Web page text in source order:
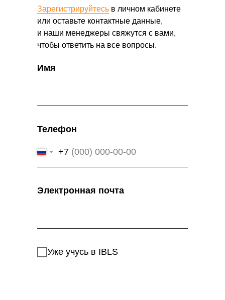
Имя
Телефон
+7
Электронная почта
Уже учусь в IBLS
Зарегистрируйтесь в личном кабинете
или оставьте контактные данные,
и наши менеджеры свяжутся с вами,
чтобы ответить на все вопросы.